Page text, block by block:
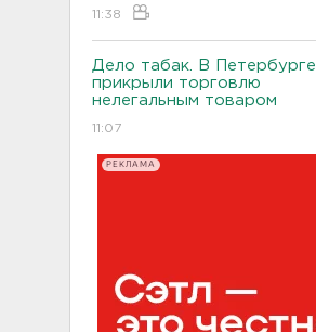
11:38
Дело табак. В Петербурге
прикрыли торговлю
нелегальным товаром
11:07
РЕКЛАМА